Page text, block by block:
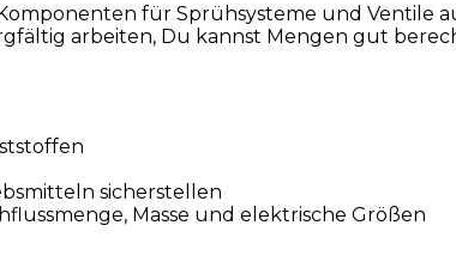
für Sprühsysteme und Ventile
arbeiten, Du kannst Mengen gut
sicherstellen
Masse und elektrische Größen